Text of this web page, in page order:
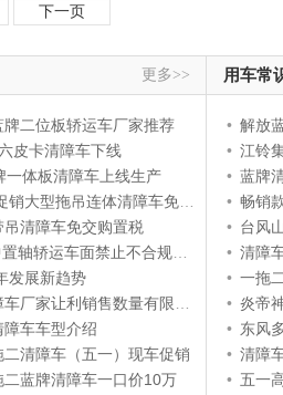
下一页
更多>>
牌二位板轿运车厂家推荐
皮卡清障车下线
一体板清障车上线生产
型拖吊连体清障车免交购置税
清障车免交购置税
运车面禁止不合规车辆运输车通行
发展新趋势
家让利销售数量有限送货上门
车车型介绍
清障车（五一）现车促销
蓝牌清障车一口价10万
用车常
• 解放蓝
• 江铃
• 蓝牌清
• 畅销款
• 台风
• 清障
• 一拖
• 炎帝神
• 东风
• 清障
• 五一